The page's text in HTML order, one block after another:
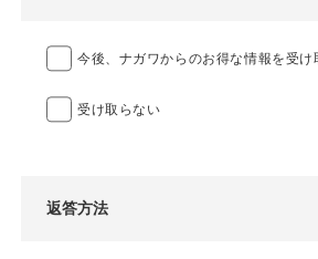
今後、ナガワからのお得な情報を受け
受け取らない
返答方法